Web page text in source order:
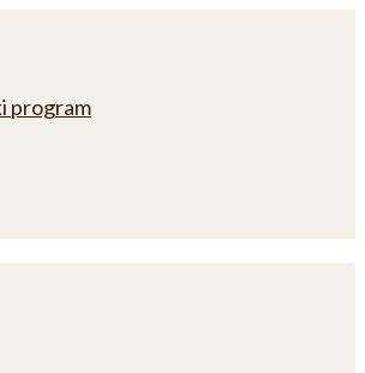
program